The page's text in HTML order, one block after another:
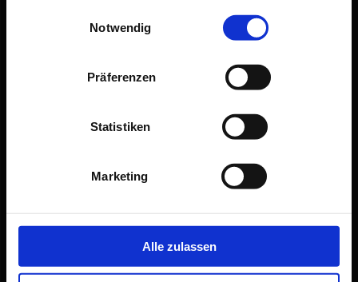
Notwendig
Präferenzen
Statistiken
Marketing
Alle zulassen
Hier fördert die Europäische Union:
Ausbau der Kapazitäten einer bestehenden Betriebsstätte
Reinigung mittels Investitionen in bauliche Maßnahmen,
Maschinen und Anlage zum Zwecke der Sicherung der
Wettinstr. 19 - 01896 Pulsnitz